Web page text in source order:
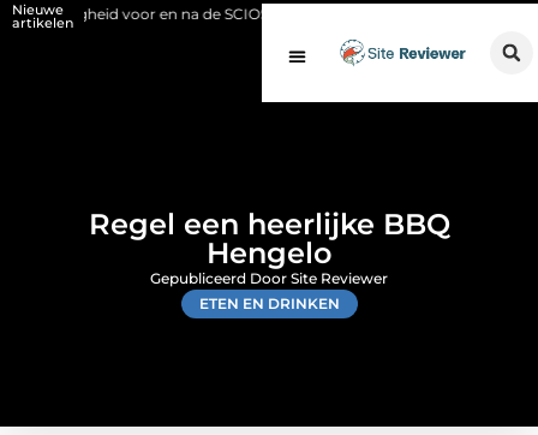
Nieuwe
artikelenvoor en na de SCIOS-keuring van de stookinstallatie
Regel een heerlijke BBQ
Hengelo
ETEN EN DRINKEN
Gepubliceerd Door Site Reviewer